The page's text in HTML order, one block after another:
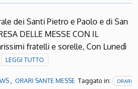
dei Santi Pietro e Paolo e di San
DELLE MESSE CON IL
fratelli e sorelle, Con Lunedì
LEGGI TUTTO
ORARI SANTE MESSE Taggato in:
ORARI